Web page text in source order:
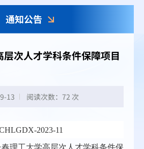
通知公告
层次人才学科条件保障项目
13 阅读次数： 72 次
2023-11
春理工大学高层次人才学科条件保